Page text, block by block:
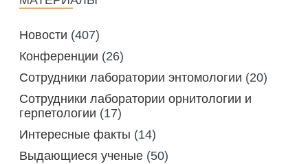
Новости (407)
Конференции (26)
Сотрудники лаборатории энтомологии (20)
Сотрудники лаборатории орнитологии и
герпетологии (17)
Интересные факты (14)
Выдающиеся ученые (50)